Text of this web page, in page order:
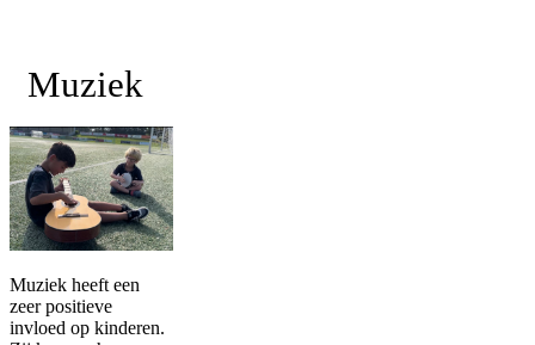
Muziek
Muziek heeft een
zeer positieve
invloed op kinderen.